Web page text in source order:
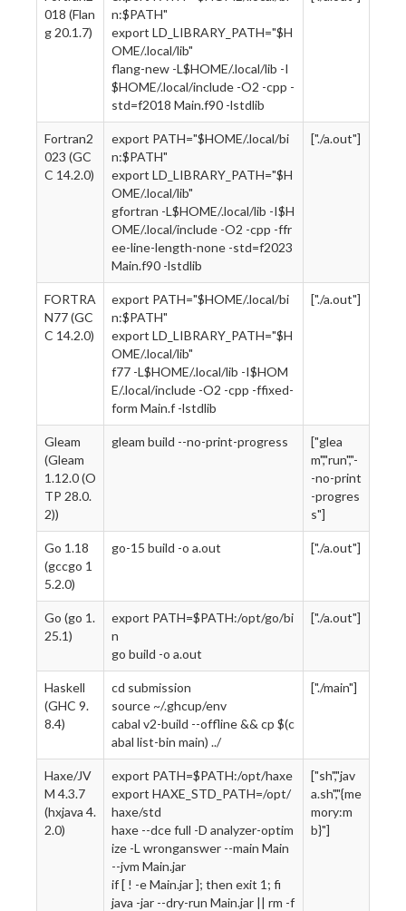
018 (Flan
g 20.1.7)
n:$PATH"
export LD_LIBRARY_PATH="$H
OME/.local/lib"
flang-new -L$HOME/.local/lib -I
$HOME/.local/include -O2 -cpp -
std=f2018 Main.f90 -lstdlib
Fortran2
023 (GC
C 14.2.0)
export PATH="$HOME/.local/bi
n:$PATH"
export LD_LIBRARY_PATH="$H
OME/.local/lib"
gfortran -L$HOME/.local/lib -I$H
OME/.local/include -O2 -cpp -ffr
ee-line-length-none -std=f2023
Main.f90 -lstdlib
["./a.out"]
FORTRA
N77 (GC
C 14.2.0)
export PATH="$HOME/.local/bi
n:$PATH"
export LD_LIBRARY_PATH="$H
OME/.local/lib"
f77 -L$HOME/.local/lib -I$HOM
E/.local/include -O2 -cpp -ffixed-
form Main.f -lstdlib
["./a.out"]
Gleam
(Gleam
1.12.0 (O
TP 28.0.
2))
gleam build --no-print-progress
["glea
m","run","-
-no-print
-progres
s"]
Go 1.18
(gccgo 1
5.2.0)
go-15 build -o a.out ["./a.out"]
Go (go 1.
25.1)
export PATH=$PATH:/opt/go/bi
n
go build -o a.out
["./a.out"]
Haskell
(GHC 9.
8.4)
cd submission
source ~/.ghcup/env
cabal v2-build --offline && cp $(c
abal list-bin main) ../
["./main"]
Haxe/JV
M 4.3.7
(hxjava 4.
2.0)
export PATH=$PATH:/opt/haxe
export HAXE_STD_PATH=/opt/
haxe/std
haxe --dce full -D analyzer-optim
ize -L wronganswer --main Main
--jvm Main.jar
if [ ! -e Main.jar ]; then exit 1; fi
java -jar --dry-run Main.jar || rm -f
["sh","jav
a.sh","{me
mory:m
b}"]